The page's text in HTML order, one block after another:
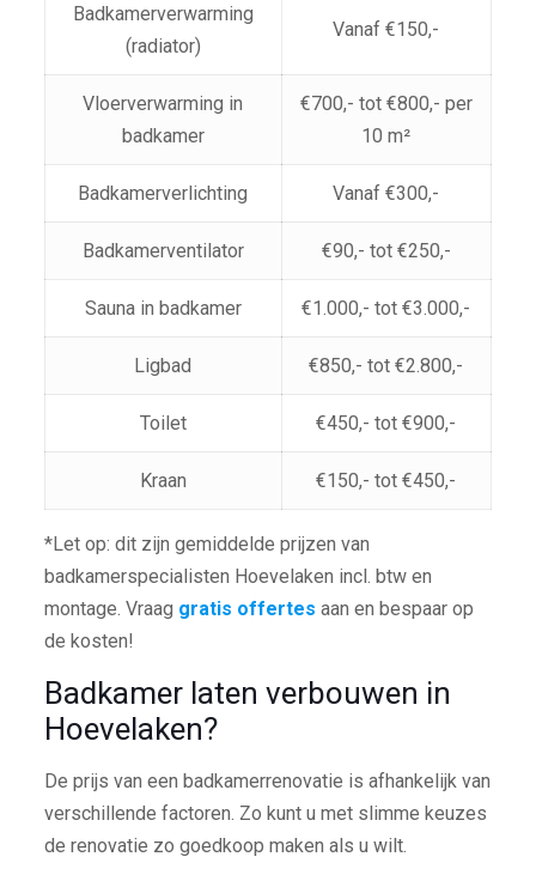
Badkamerverwarming
(radiator)
Vanaf €150,-
Vloerverwarming in
badkamer
€700,- tot €800,- per
10 m²
Badkamerverlichting Vanaf €300,-
Badkamerventilator €90,- tot €250,-
Sauna in badkamer €1.000,- tot €3.000,-
Ligbad €850,- tot €2.800,-
Toilet €450,- tot €900,-
Kraan €150,- tot €450,-
*Let op: dit zijn gemiddelde prijzen van
badkamerspecialisten Hoevelaken incl. btw en
montage. Vraag gratis offertes aan en bespaar op
de kosten!
Badkamer laten verbouwen in
Hoevelaken?
De prijs van een badkamerrenovatie is afhankelijk van
verschillende factoren. Zo kunt u met slimme keuzes
de renovatie zo goedkoop maken als u wilt.